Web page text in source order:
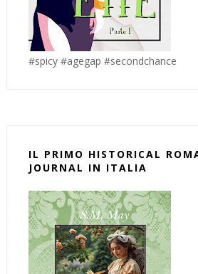
#spicy #agegap #secondchance
IL PRIMO HISTORICAL
JOURNAL IN ITALIA